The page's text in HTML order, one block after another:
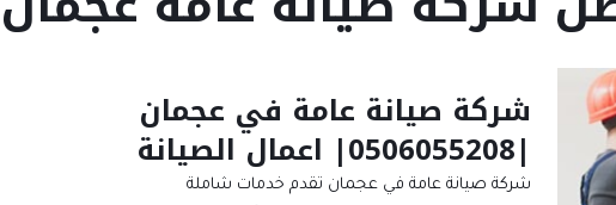
شركة صيانة عامة في عجمان
|0506055208| اعمال الصيانة
شركة صيانة عامة في عجمان تقدم خدمات شاملة